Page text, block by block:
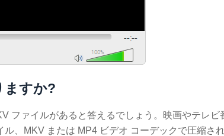
ますか?
ファイルがあると答えるでしょう。映画やテレビ
、MKV または MP4 ビデオ コーデックで圧縮さ